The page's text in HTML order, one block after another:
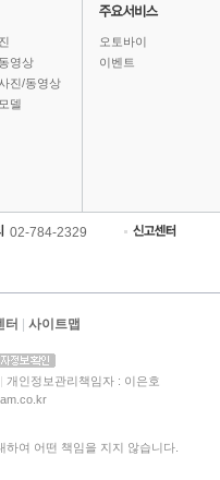
영상
진/동영상
델
오토바이
이벤트
02-784-2329
터 사이트맵
| 개인정보관리책임자 : 이은호
여 어떤 책임을 지지 않습니다.